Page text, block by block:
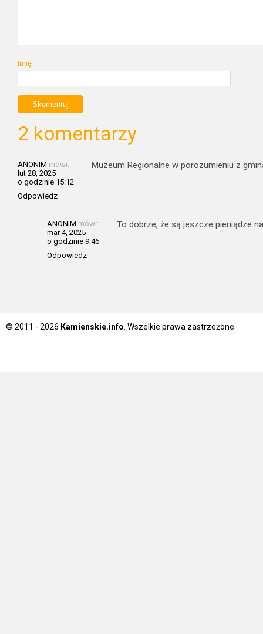
Imię
2 komentarzy
ANONIM mówi:
lut 28, 2025
o godzinie 15:12
Odpowiedz
Muzeum Regionalne w porozumieniu z
ANONIM mówi:
mar 4, 2025
o godzinie 9:46
Odpowiedz
To dobrze, że są jeszcze pieniądze
© 2011 - 2026 Kamienskie.info . Wszelkie prawa zastrzeżone.